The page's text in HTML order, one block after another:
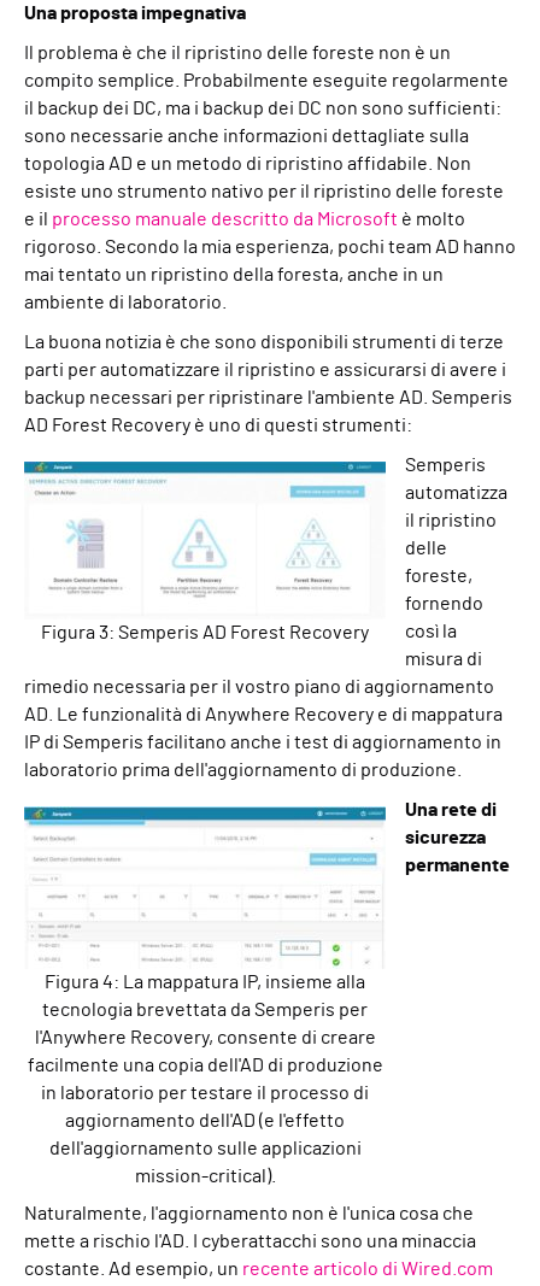
Una proposta impegnativa
Il problema è che il ripristino delle foreste non è un
compito semplice. Probabilmente eseguite regolarmente
il backup dei DC, ma i backup dei DC non sono sufficienti:
sono necessarie anche informazioni dettagliate sulla
topologia AD e un metodo di ripristino affidabile. Non
esiste uno strumento nativo per il ripristino delle foreste
e il processo manuale descritto da Microsoft è molto
rigoroso. Secondo la mia esperienza, pochi team AD hanno
mai tentato un ripristino della foresta, anche in un
ambiente di laboratorio.
La buona notizia è che sono disponibili strumenti di terze
parti per automatizzare il ripristino e assicurarsi di avere i
backup necessari per ripristinare l'ambiente AD. Semperis
AD Forest Recovery è uno di questi strumenti:
Figura 3: Semperis AD Forest Recovery
Semperis
automatizza
il ripristino
delle
foreste,
fornendo
così la
misura di
rimedio necessaria per il vostro piano di aggiornamento
AD. Le funzionalità di Anywhere Recovery e di mappatura
IP di Semperis facilitano anche i test di aggiornamento in
laboratorio prima dell'aggiornamento di produzione.
Figura 4: La mappatura IP, insieme alla
tecnologia brevettata da Semperis per
l'Anywhere Recovery, consente di creare
facilmente una copia dell'AD di produzione
in laboratorio per testare il processo di
aggiornamento dell'AD (e l'effetto
dell'aggiornamento sulle applicazioni
mission-critical).
Una rete di
sicurezza
permanente
Naturalmente, l'aggiornamento non è l'unica cosa che
mette a rischio l'AD. I cyberattacchi sono una minaccia
costante. Ad esempio, un recente articolo di Wired.com